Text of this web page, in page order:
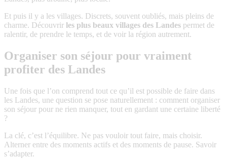
Et puis il y a les villages. Discrets, souvent oubliés, mais pleins de
charme. Découvrir les plus beaux villages des Landes permet de
ralentir, de prendre le temps, et de voir la région autrement.
Organiser son séjour pour vraiment
profiter des Landes
Une fois que l’on comprend tout ce qu’il est possible de faire dans
les Landes, une question se pose naturellement : comment organiser
son séjour pour ne rien manquer, tout en gardant une certaine liberté
?
La clé, c’est l’équilibre. Ne pas vouloir tout faire, mais choisir.
Alterner entre des moments actifs et des moments de pause. Savoir
s’adapter.